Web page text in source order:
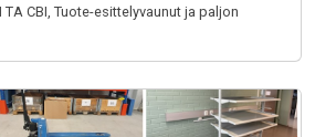
CBI, Tuote-esittelyvaunut ja paljon